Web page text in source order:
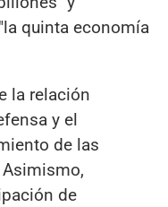
quinta economía
la relación
y el
de las
de